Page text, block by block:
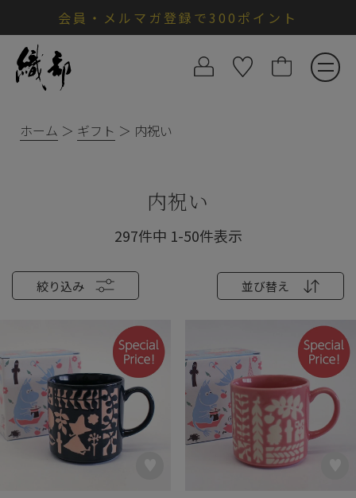
会員・メルマガ登録で300ポイント
ホーム ギフト 内祝い
内祝い
絞り込み 並び替え
297件中 1-50件表示